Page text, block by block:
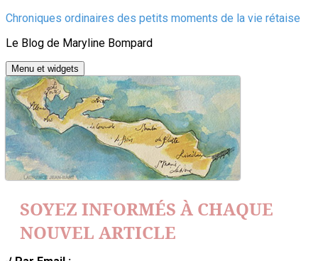
Aller
contenu
Chroniques ordinaires des petits moments de la vie rétaise
Le Blog de Maryline Bompard
Menu et widgets
SOYEZ INFORMÉS À CHAQUE
NOUVEL ARTICLE